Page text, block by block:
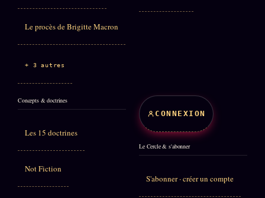
Le procès de Brigitte Macron
+ 3 autres
Concepts & doctrines
Les 15 doctrines
Not Fiction
CONNEXION
Le Cercle & s'abonner
S'abonner · créer un compte